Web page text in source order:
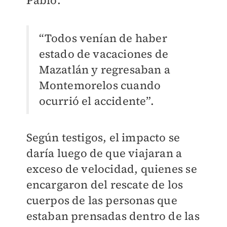
“Todos venían de haber
estado de vacaciones de
Mazatlán y regresaban a
Montemorelos cuando
ocurrió el accidente”.
Según testigos, el impacto se
daría luego de que viajaran a
exceso de velocidad, quienes se
encargaron del rescate de los
cuerpos de las personas que
estaban prensadas dentro de las